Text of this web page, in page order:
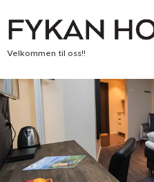
Velkommen til oss!!